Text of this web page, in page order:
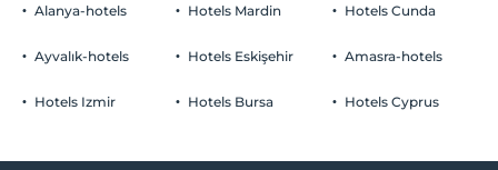
Alanya-hotels
Ayvalık-hotels
Hotels Izmir
Hotels Mardin
Hotels Eskişehir
Hotels Bursa
Hotels Cunda
Amasra-hotels
Hotels Cyprus